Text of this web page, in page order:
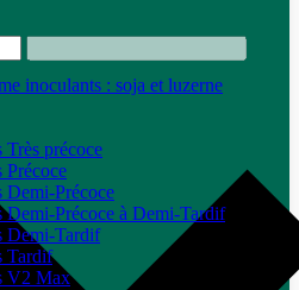
inoculants : soja et luzerne
Très précoce
Précoce
Demi-Précoce
Demi-Précoce à Demi-Tardif
Demi-Tardif
Tardif
V2 Max